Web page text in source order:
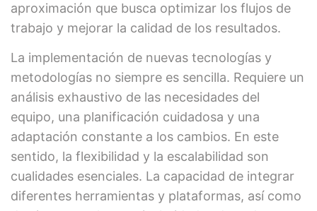
aproximación que busca optimizar los flujos de
trabajo y mejorar la calidad de los resultados.
La implementación de nuevas tecnologías y
metodologías no siempre es sencilla. Requiere un
análisis exhaustivo de las necesidades del
equipo, una planificación cuidadosa y una
adaptación constante a los cambios. En este
sentido, la flexibilidad y la escalabilidad son
cualidades esenciales. La capacidad de integrar
diferentes herramientas y plataformas, así como